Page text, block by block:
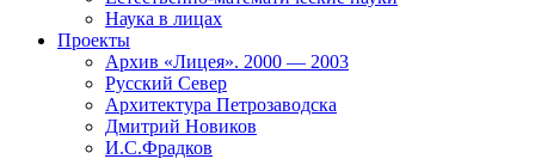
Наука в лицах
Проекты
Архив «Лицея». 2000 — 2003
Русский Север
Архитектура Петрозаводска
Дмитрий Новиков
И.С.Фрадков